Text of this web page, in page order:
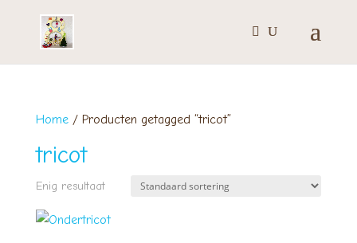
Home/ Producten getagged “tricot”
tricot
Enig resultaat